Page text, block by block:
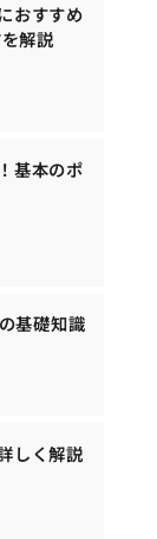
おすすめ
解説
基本のポ
基礎知識
しく解説